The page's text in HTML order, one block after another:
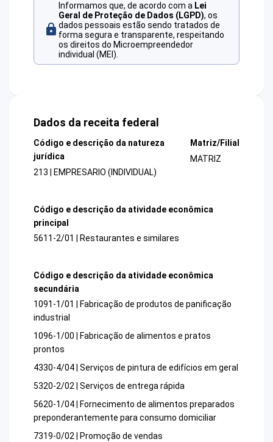
Informamos que, de acordo com a Lei
Geral de Proteção de Dados (LGPD), os
dados pessoais estão sendo tratados de
forma segura e transparente, respeitando
os direitos do Microempreendedor
individual (MEI).
Dados da receita federal
Código e descrição da natureza
jurídica
213 | EMPRESARIO (INDIVIDUAL)
Matriz/Filial
MATRIZ
Código e descrição da atividade econômica
principal
5611-2/01 | Restaurantes e similares
Código e descrição da atividade econômica
secundária
1091-1/01 | Fabricação de produtos de panificação
industrial
1096-1/00 | Fabricação de alimentos e pratos
prontos
4330-4/04 | Serviços de pintura de edifícios em geral
5320-2/02 | Serviços de entrega rápida
5620-1/04 | Fornecimento de alimentos preparados
preponderantemente para consumo domiciliar
7319-0/02 | Promoção de vendas